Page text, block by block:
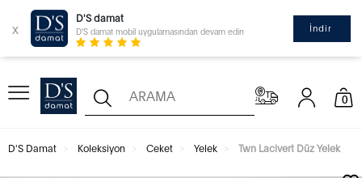
x
D'S damat
D'S damat mobil uygulamasından devam edin İndir
0
D'S Damat Koleksiyon Ceket Yelek Twn Lacivert Düz Yelek